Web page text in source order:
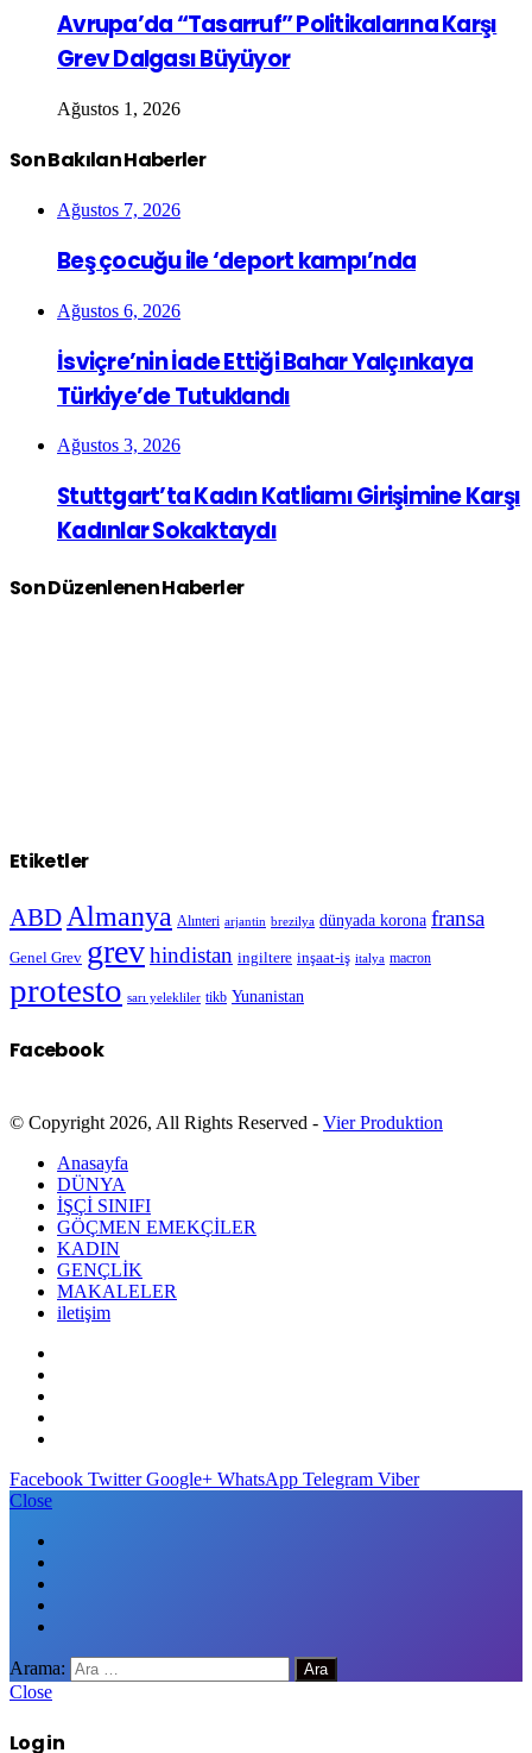
Avrupa’da “Tasarruf” Politikalarına Karşı
Grev Dalgası Büyüyor
Ağustos 1, 2026
Son Bakılan Haberler
Ağustos 7, 2026
Beş çocuğu ile ‘deport kampı’nda
Ağustos 6, 2026
İsviçre’nin İade Ettiği Bahar Yalçınkaya
Türkiye’de Tutuklandı
Ağustos 3, 2026
Stuttgart’ta Kadın Katliamı Girişimine Karşı
Kadınlar Sokaktaydı
Son Düzenlenen Haberler
Etiketler
ABD Almanya Alınteri arjantin brezilya dünyada korona fransa
Genel Grev grevhindistan ingiltere inşaat-iş italya macron
protesto sarı yelekliler tikb Yunanistan
Facebook
© Copyright 2026, All Rights Reserved - Vier Produktion
Anasayfa
DÜNYA
İŞÇİ SINIFI
GÖÇMEN EMEKÇİLER
KADIN
GENÇLİK
MAKALELER
iletişim
Facebook Twitter Google+ WhatsApp Telegram Viber
Close
Arama:
Close
Log in